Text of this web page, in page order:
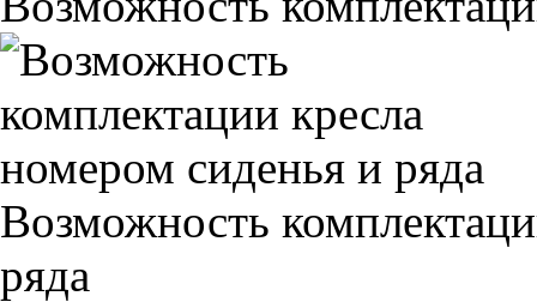
Возможность
ряда